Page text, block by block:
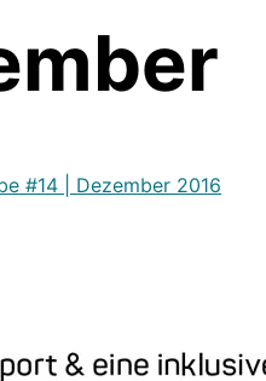
#14 | Dezember 2016